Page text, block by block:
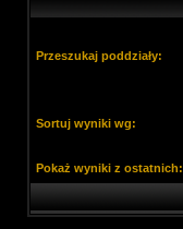
Przeszukaj poddziały:
Sortuj wyniki wg:
Pokaż wyniki z ostatnich: